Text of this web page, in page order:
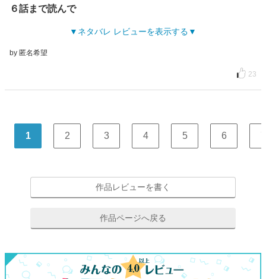
６話まで読んで
ネタバレ レビューを表示する
by 匿名希望
23
1 2 3 4 5 6 7
作品レビューを書く
作品ページへ戻る